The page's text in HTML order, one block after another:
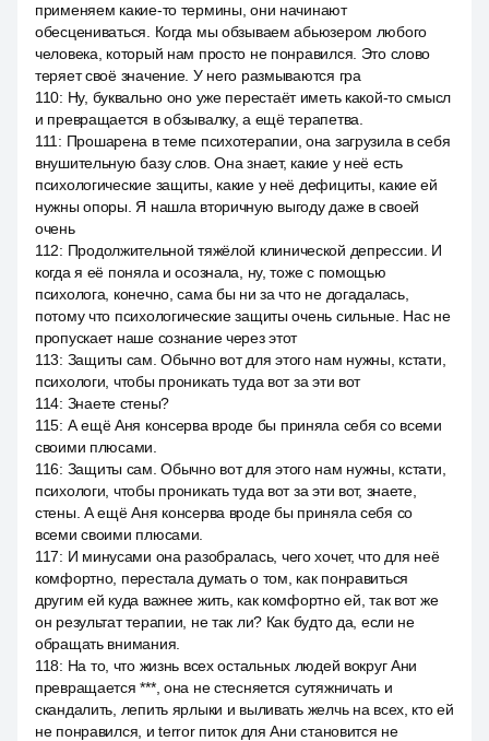
применяем какие-то термины, они начинают
обесцениваться. Когда мы обзываем абьюзером любого
человека, который нам просто не понравился. Это слово
теряет своё значение. У него размываются гра
110: Ну, буквально оно уже перестаёт иметь какой-то смысл
и превращается в обзывалку, а ещё терапетва.
111 : Прошарена в теме психотерапии, она загрузила в себя
внушительную базу слов. Она знает, какие у неё есть
психологические защиты, какие у неё дефициты, какие ей
нужны опоры. Я нашла вторичную выгоду даже в своей
очень
112: Продолжительной тяжёлой клинической депрессии. И
когда я её поняла и осознала, ну, тоже с помощью
психолога, конечно, сама бы ни за что не догадалась,
потому что психологические защиты очень сильные. Нас не
пропускает наше сознание через этот
113: Защиты сам. Обычно вот для этого нам нужны, кстати,
психологи, чтобы проникать туда вот за эти вот
114: Знаете стены?
115: А ещё Аня консерва вроде бы приняла себя со всеми
своими плюсами.
116: Защиты сам. Обычно вот для этого нам нужны, кстати,
психологи, чтобы проникать туда вот за эти вот, знаете,
стены. А ещё Аня консерва вроде бы приняла себя со
всеми своими плюсами.
117: И минусами она разобралась, чего хочет, что для неё
комфортно, перестала думать о том, как понравиться
другим ей куда важнее жить, как комфортно ей, так вот же
он результат терапии, не так ли? Как будто да, если не
обращать внимания.
118: На то, что жизнь всех остальных людей вокруг Ани
превращается ***, она не стесняется сутяжничать и
скандалить, лепить ярлыки и выливать желчь на всех, кто ей
не понравился, и terror питок для Ани становится не